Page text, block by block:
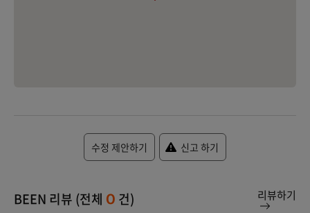
수정 제안하기 신고 하기
BEEN 리뷰 (전체 0 건) 리뷰하기